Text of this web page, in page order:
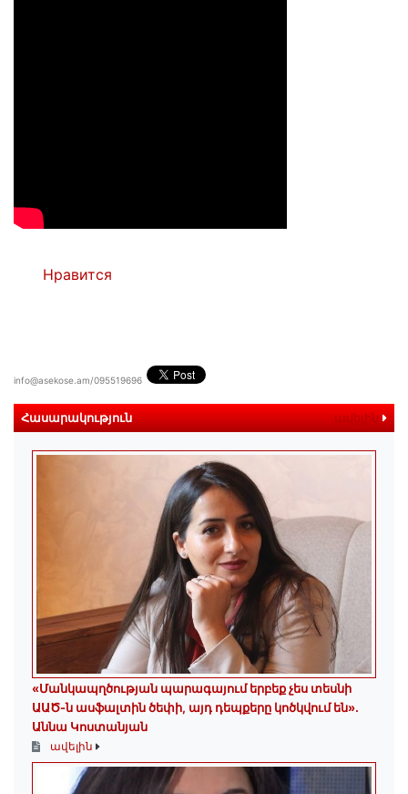
Нравится
info@asekose.am/095519696
Հասարակություն ավելին
«Մանկապղծության պարագայում երբեք չես տեսնի
ԱԱԾ-ն ասֆալտին ծեփի, այդ դեպքերը կոծկվում են»․
Աննա Կոստանյան
ավելին